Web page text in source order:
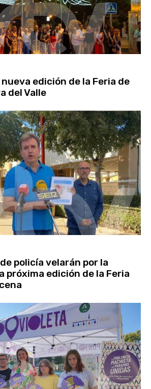
edición de la Feria de
del Valle
policía velarán por la
próxima edición de la Feria